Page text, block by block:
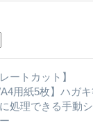
ートカット】
A4用紙5枚】ハガ
処理できる手動シ